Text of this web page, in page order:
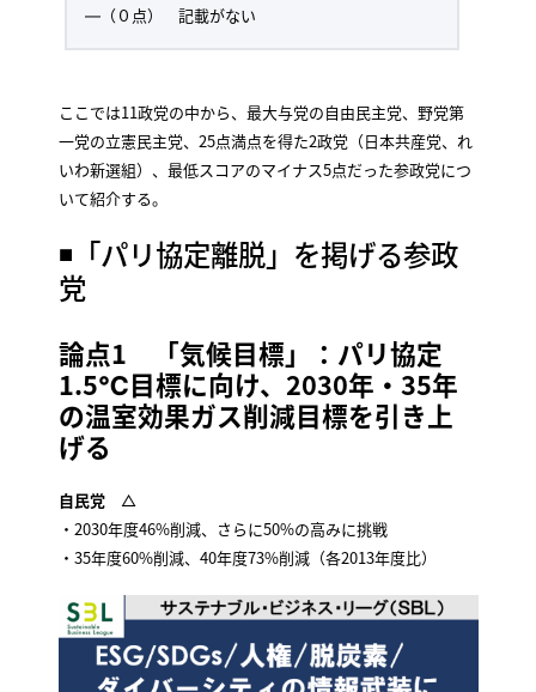
―（０点） 記載がない
ここでは11政党の中から、最大与党の自由民主党、野党第
一党の立憲民主党、25点満点を得た2政党（日本共産党、れ
いわ新選組）、最低スコアのマイナス5点だった参政党につ
いて紹介する。
◾️「パリ協定離脱」を掲げる参政
党
論点1 「気候目標」：パリ協定
1.5℃目標に向け、2030年・35年
の温室効果ガス削減目標を引き上
げる
自民党△
・2030年度46%削減、さらに50%の高みに挑戦
・35年度60%削減、40年度73%削減（各2013年度比）